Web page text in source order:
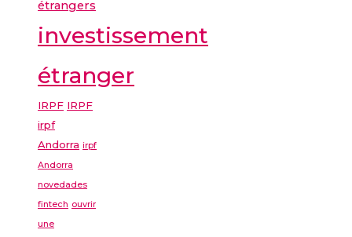
étrangers
investissement
étranger
IRPF IRPF
irpf
Andorra irpf
Andorra
novedades
fintech ouvrir
une